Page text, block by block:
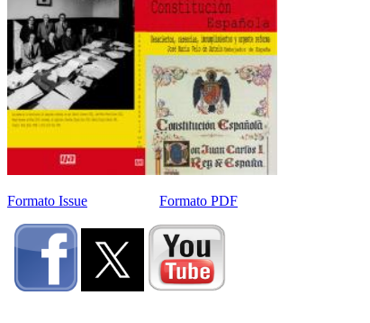
Formato Issue Formato PDF